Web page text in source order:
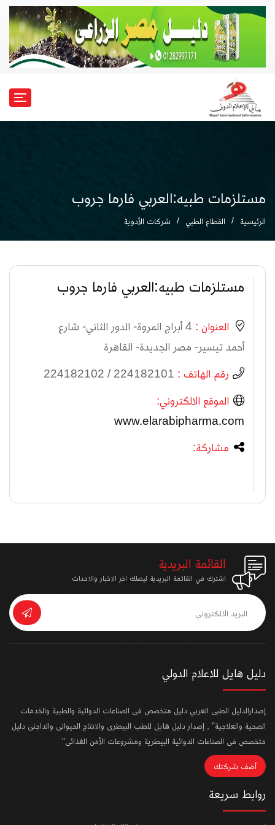
مستلزمات طبيه:العربي فارما جروب
الرئيسية القطاع الطبي شركات الأدوية
مستلزمات طبيه:العربي فارما جروب
العنوان :
4 أبراج المروة- الدور الثاني- شارع
أحمد تيسير- مصر الجديدة- القاهرة
رقم الهاتف : 224182101 / 224182102
الموقع الالكتروني:
www.elarabipharma.com
مشاركة:
القائمة البريدية
اشترك في القائمة البريدية ليصلك اخر الاخبار والاحداث
دليل هايل للاعلام الدولي
إصدارالدليل الطبى العربي دليل متخصص فى الصناعات الدوائية والطبية والخدمات
الصحية والعلاجية" , إصدار دليل هايل للطب البيطرى والانتاج الحيوانى والداجنى دليل
متخصص فى الصناعات الدوائية البيطرية ومشروعات الأمن الغذائى"
أضف شركتك
روابط سريعة